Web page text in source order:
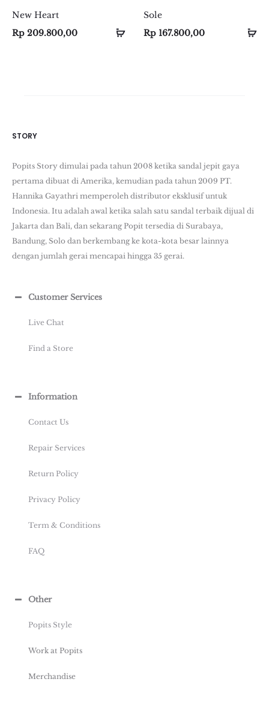
Select
New Heart
Rp 209.800,00
Select
Sole
Rp 167.800,00
STORY
Popits Story dimulai pada tahun 2008 ketika sandal jepit gaya
pertama dibuat di Amerika, kemudian pada tahun 2009 PT.
Hannika Gayathri memperoleh distributor eksklusif untuk
Indonesia. Itu adalah awal ketika salah satu sandal terbaik dijual di
Jakarta dan Bali, dan sekarang Popit tersedia di Surabaya,
Bandung, Solo dan berkembang ke kota-kota besar lainnya
dengan jumlah gerai mencapai hingga 35 gerai.
Customer Services
Live Chat
Find a Store
Information
Contact Us
Repair Services
Return Policy
Privacy Policy
Term & Conditions
FAQ
Other
Popits Style
Work at Popits
Merchandise